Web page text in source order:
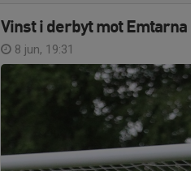
Vinst i derbyt mot Emtarna
8 jun, 19:31